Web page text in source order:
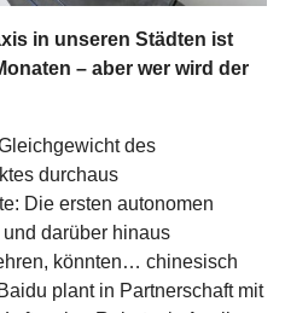
in unseren Städten ist
– aber wer wird der
des
durchaus
Die ersten autonomen
darüber hinaus
könnten… chinesisch
plant in Partnerschaft mit